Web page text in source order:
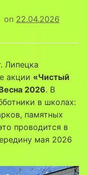
on 22.04.2026
Липецка
акции «Чистый
2026. В
в школах:
памятных
проводится в
мая 2026